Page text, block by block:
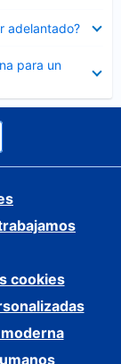
adelantado?
para un
cookies